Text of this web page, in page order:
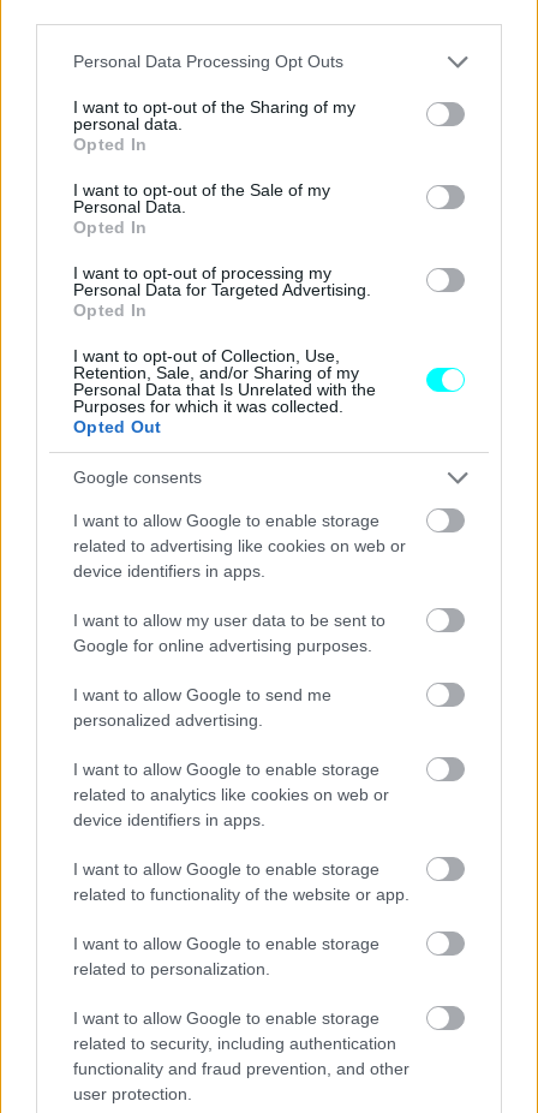
Please note that this website/app uses one or more Google
not limited to your visit or usage behaviour. You may click to
grant or deny consent to Google and its third-party tags to
use your data for below specified purposes in below Google
consent section.
Personal Data Processing Opt Outs
I want to opt-out of the Sharing of my
personal data.
Opted In
I want to opt-out of the Sale of my
Personal Data.
Opted In
I want to opt-out of processing my
Personal Data for Targeted Advertising.
Opted In
I want to opt-out of Collection, Use,
Retention, Sale, and/or Sharing of my
Personal Data that Is Unrelated with the
Purposes for which it was collected.
Opted Out
Google consents
I want to allow Google to enable storage
related to advertising like cookies on web or
device identifiers in apps.
I want to allow my user data to be sent to
Google for online advertising purposes.
I want to allow Google to send me
personalized advertising.
I want to allow Google to enable storage
related to analytics like cookies on web or
device identifiers in apps.
I want to allow Google to enable storage
related to functionality of the website or app.
I want to allow Google to enable storage
related to personalization.
I want to allow Google to enable storage
related to security, including authentication
functionality and fraud prevention, and other
user protection.
SoFlow Concept CLEVER COMMUTE inspired by
κινητικότητα (multimodal mobility)
Με το SoFlow Concept CLEVER COMMUTE inspired by
BMW, το BMW Group παρουσιάζει ένα e-scooter που
αναδιπλώνεται εύκολα για να μεταφέρεται σε δημόσιο
μέσο μεταφοράς και/ή στο αυτοκίνητο χωρίς τον
οποιονδήποτε συμβιβασμό στην οδηγική σταθερότητα. Σε
‘public transport mode’, τα πλαϊνά του πατώματος
αναδιπλώνονται και ο πίσω τροχός αναδιπλώνεται στο
σημαντικά το μεταξόνιο του e-scooter για να μπορεί να
δυσκολία. Πρόκειται για μία σημαντική απαίτηση εάν το
ταξίδι περιλαμβάνει υπόγειες διαδρομές. Σε αυτή τη
διάταξη μπορεί να κυλά και στους δύο τροχούς, όπως μία